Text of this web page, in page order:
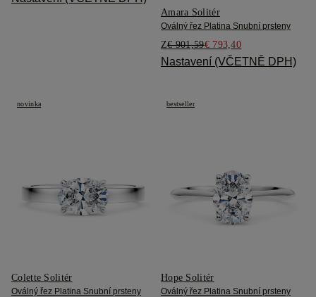
Amara Solitér
Oválný řez Platina Snubní prsteny
Z€ 901,59€ 793,40
Nastavení (VČETNĚ DPH)
novinka
Colette Solitér
Oválný řez Platina Snubní prsteny
bestseller
Hope Solitér
Oválný řez Platina Snubní prsteny